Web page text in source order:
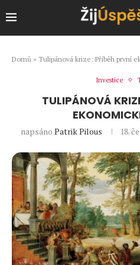
Domů » Tulipánová krize: Příběh první
Investice
TULIPÁNOVÁ
napsáno Patrik Pilous 18.